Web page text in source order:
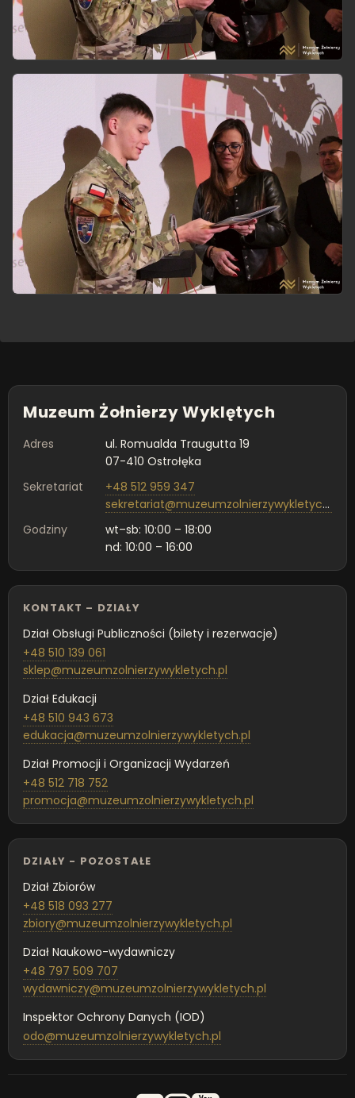
Muzeum Żołnierzy Wyklętych
Adres
ul. Romualda Traugutta 19
07-410 Ostrołęka
Sekretariat
+48 512 959 347
sekretariat@muzeumzolnierzywykletych.pl
Godziny
wt–sb: 10:00 – 18:00
nd: 10:00 – 16:00
KONTAKT – DZIAŁY
Dział Obsługi Publiczności (bilety i rezerwacje)
+48 510 139 061
sklep@muzeumzolnierzywykletych.pl
Dział Edukacji
+48 510 943 673
edukacja@muzeumzolnierzywykletych.pl
Dział Promocji i Organizacji Wydarzeń
+48 512 718 752
promocja@muzeumzolnierzywykletych.pl
DZIAŁY - POZOSTAŁE
Dział Zbiorów
+48 518 093 277
zbiory@muzeumzolnierzywykletych.pl
Dział Naukowo-wydawniczy
+48 797 509 707
wydawniczy@muzeumzolnierzywykletych.pl
Inspektor Ochrony Danych (IOD)
odo@muzeumzolnierzywykletych.pl